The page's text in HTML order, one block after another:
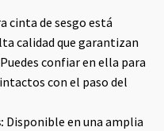
cinta de sesgo está
calidad que garantizan
confiar en ella para
con el paso del
Disponible en una amplia